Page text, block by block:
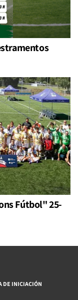
Fútbol" 25-
DE INICIACIÓN